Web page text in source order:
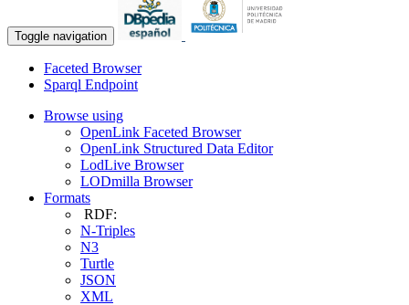
Toggle navigation
Faceted Browser
Sparql Endpoint
Browse using
OpenLink Faceted Browser
OpenLink Structured Data Editor
LodLive Browser
LODmilla Browser
Formats
RDF:
N-Triples
N3
Turtle
JSON
XML